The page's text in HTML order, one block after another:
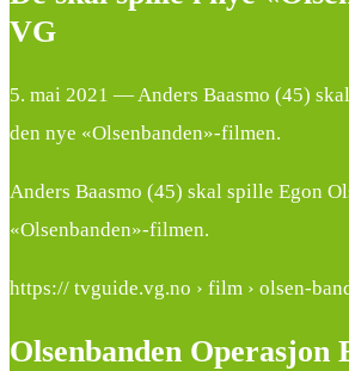
VG
5. mai 2021 — Anders Baasmo (45)
den nye «Olsenbanden»-filmen.
Anders Baasmo (45) skal spille Egon
«Olsenbanden»-filmen.
https:// tvguide.vg.no › film › olsen-
Olsenbanden Operasjon